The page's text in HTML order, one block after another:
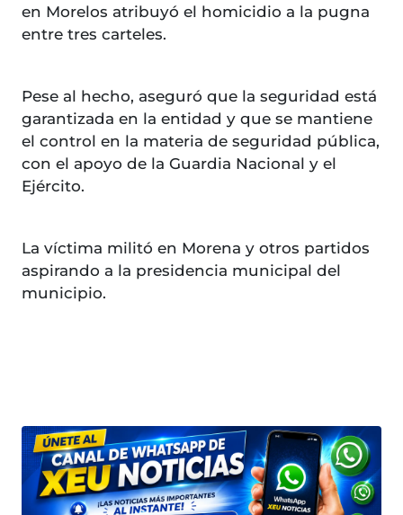
en Morelos atribuyó el homicidio a la pugna
entre tres carteles.
Pese al hecho, aseguró que la seguridad está
garantizada en la entidad y que se mantiene
el control en la materia de seguridad pública,
con el apoyo de la Guardia Nacional y el
Ejército.
La víctima militó en Morena y otros partidos
aspirando a la presidencia municipal del
municipio.